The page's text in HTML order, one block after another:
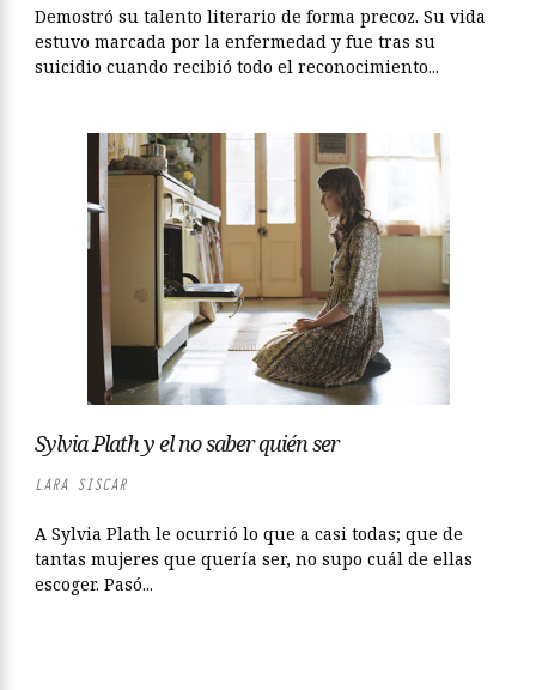
Demostró su talento literario de forma precoz. Su vida
estuvo marcada por la enfermedad y fue tras su
suicidio cuando recibió todo el reconocimiento...
Sylvia Plath y el no saber quién ser
LARA SISCAR
A Sylvia Plath le ocurrió lo que a casi todas; que de
tantas mujeres que quería ser, no supo cuál de ellas
escoger. Pasó...